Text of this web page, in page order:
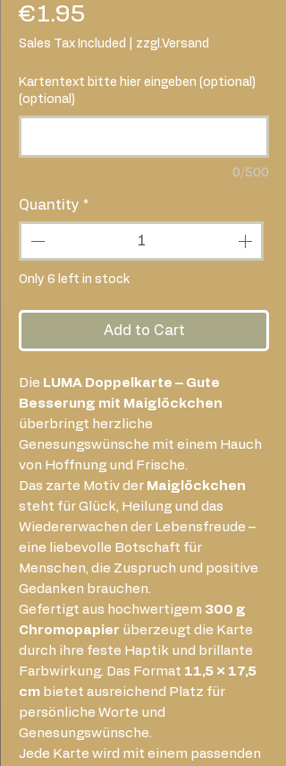
€1.95
Sales Tax Included zzgl.Versand
Kartentext bitte hier eingeben (optional)
(optional)
0/500
Quantity *
Only 6 left in stock
Add to Cart
Die LUMA Doppelkarte – Gute
Besserung mit Maiglöckchen
überbringt herzliche
Genesungswünsche mit einem Hauch
von Hoffnung und Frische.
Das zarte Motiv der Maiglöckchen
steht für Glück, Heilung und das
Wiedererwachen der Lebensfreude –
eine liebevolle Botschaft für
Menschen, die Zuspruch und positive
Gedanken brauchen.
Gefertigt aus hochwertigem 300 g
Chromopapier überzeugt die Karte
durch ihre feste Haptik und brillante
Farbwirkung. Das Format 11,5 × 17,5
cm bietet ausreichend Platz für
persönliche Worte und
Genesungswünsche.
Jede Karte wird mit einem passenden